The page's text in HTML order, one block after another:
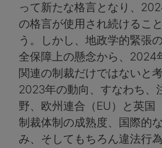
って新たな格言となり、
の格言が使用され続けるこ
う。しかし、地政学的緊張
全保障上の懸念から、2024
関連の制裁だけではないと
2023年の動向、すなわち、
野、欧州連合（EU）と英国
制裁体制の成熟度、国際的
み、そしてもちろん違法行